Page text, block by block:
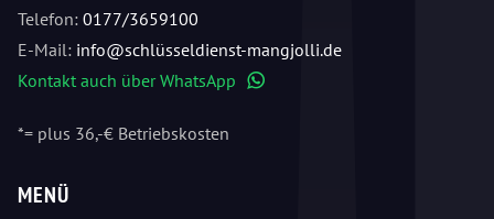
Telefon: 0177/3659100
E-Mail: info@schlüsseldienst-mangjolli.de
Kontakt auch über WhatsApp
*= plus 36,-€ Betriebskosten
MENÜ